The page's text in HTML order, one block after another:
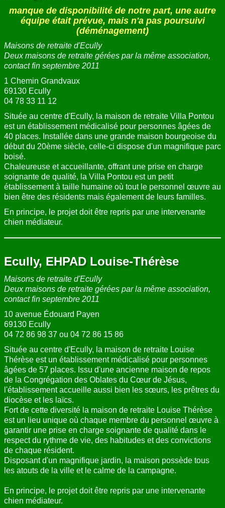
manque de disponibilité de notre part, une autre
équipe était prévue, mais n'a pas poursuivi
(déménagement)
Maisons de retraite d'Ecully
Deux maisons de retraite gérées par la même association,
contact fin septembre 2011
1 Chemin Grandvaux
69130 Ecully
04 78 33 11 12
Située au centre d'Ecully, la maison de retraite Villa Pontou
est un établissement médicalisé pour personnes âgées de
40 places. Installée dans une grande maison bourgeoise du
début du 20ème siècle, celle-ci dispose d'un magnifique parc
boisé.
Chaleureuse et accueillante, offrant une prise en charge
soignante de qualité, la Villa Pontou est un petit
établissement à taille humaine où tout le personnel œuvre au
bien être des résidents mais également de leurs familles.
En principe, le projet doit être repris par une intervenante
chien médiateur.
Ecully, EHPAD Louise-Thérèse
Maisons de retraite d'Ecully
Deux maisons de retraite gérées par la même association,
contact fin septembre 2011
10 avenue Édouard Payen
69130 Ecully
04 72 86 98 37 ou 04 72 86 15 86
Située au centre d'Ecully, la maison de retraite Louise
Thérèse est un établissement médicalisé pour personnes
âgées de 57 places. Issu d'une ancienne maison de repos
de la Congrégation des Oblates du Cœur de Jésus,
l'établissement accueille aussi bien les sœurs, les prêtres du
diocèse et les laïcs.
Fort de cette diversité la maison de retraite Louise Thérèse
est un lieu unique où chaque membre du personnel œuvre à
garantir une prise en charge soignante de qualité dans le
respect du rythme de vie, des habitudes et des convictions
de chaque résident.
Disposant d'un magnifique jardin, la maison possède tous
les atouts de la ville et le calme de la campagne.
En principe, le projet doit être repris par une intervenante
chien médiateur.